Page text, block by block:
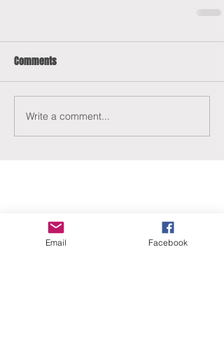
Comments
Write a comment...
ERANUS Alapítvány
Email Facebook